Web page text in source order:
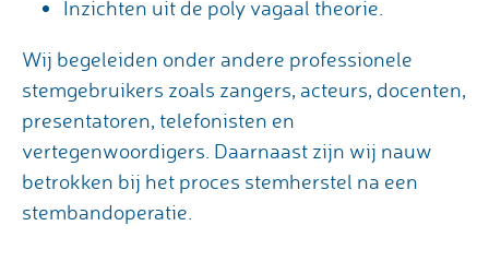
Inzichten uit de poly vagaal theorie.
Wij begeleiden onder andere professionele
stemgebruikers zoals zangers, acteurs, docenten,
presentatoren, telefonisten en
vertegenwoordigers. Daarnaast zijn wij nauw
betrokken bij het proces stemherstel na een
stembandoperatie.